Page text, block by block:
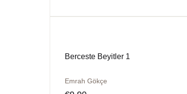
Berceste Beyitler 1
Emrah Gökçe